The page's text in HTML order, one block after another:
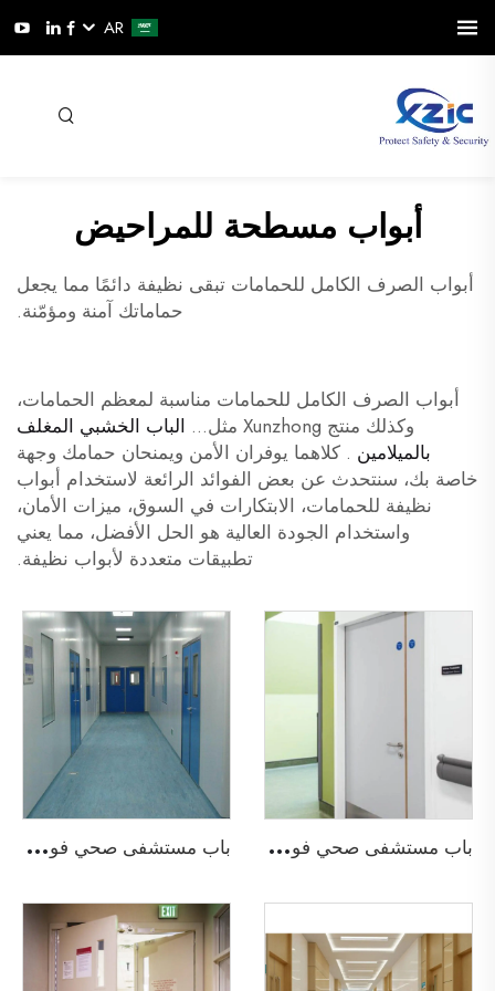
AR
أبواب مسطحة للمراحيض
أبواب الصرف الكامل للحمامات تبقى نظيفة دائمًا مما يجعل
حماماتك آمنة ومؤمّنة.
أبواب الصرف الكامل للحمامات مناسبة لمعظم الحمامات،
وكذلك منتج Xunzhong مثل...
الباب الخشبي المغلف
بالميلامين . كلاهما يوفران الأمن ويمنحان حمامك وجهة
خاصة بك، سنتحدث عن بعض الفوائد الرائعة لاستخدام أبواب
نظيفة للحمامات، الابتكارات في السوق، ميزات الأمان،
واستخدام الجودة العالية هو الحل الأفضل، مما يعني
تطبيقات متعددة لأبواب نظيفة.
ب
اب مستشفى صحي فولاذي بخطوط الرصاص ب
اب مستشفى صحي فولاذي مضاد للحريق